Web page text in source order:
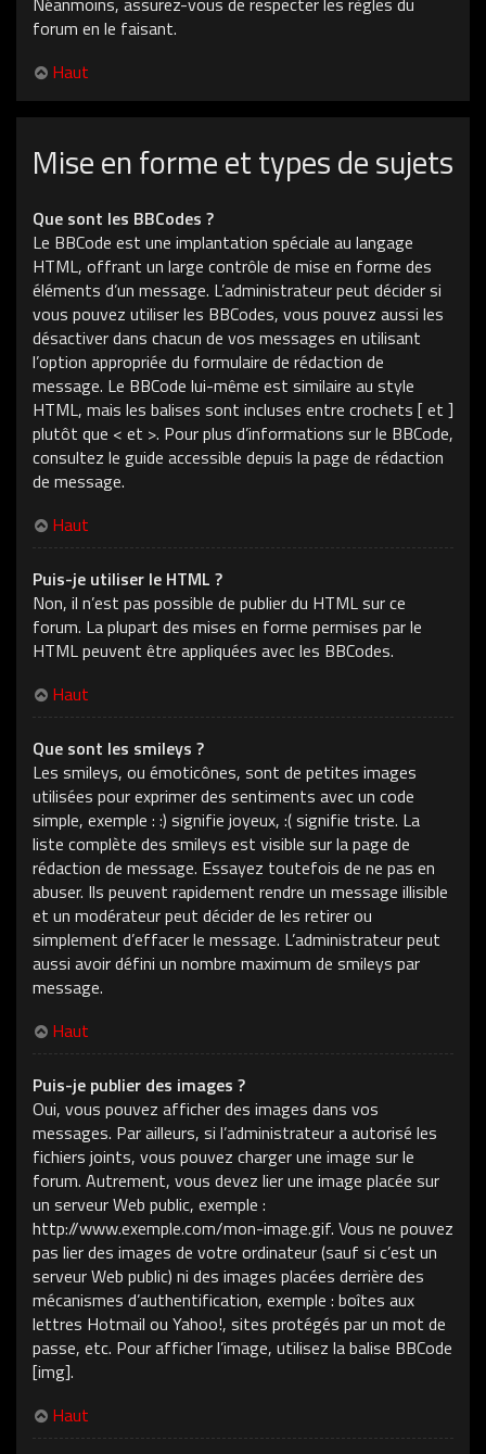
forum en le faisant.
Haut
Mise en forme et types de sujets
Que sont les BBCodes ?
Le BBCode est une implantation spéciale au langage
HTML, offrant un large contrôle de mise en forme des
éléments d’un message. L’administrateur peut décider si
vous pouvez utiliser les BBCodes, vous pouvez aussi les
désactiver dans chacun de vos messages en utilisant
l’option appropriée du formulaire de rédaction de
message. Le BBCode lui-même est similaire au style
HTML, mais les balises sont incluses entre crochets [ et ]
plutôt que < et >. Pour plus d’informations sur le BBCode,
consultez le guide accessible depuis la page de rédaction
de message.
Haut
Puis-je utiliser le HTML ?
Non, il n’est pas possible de publier du HTML sur ce
forum. La plupart des mises en forme permises par le
HTML peuvent être appliquées avec les BBCodes.
Haut
Que sont les smileys ?
Les smileys, ou émoticônes, sont de petites images
utilisées pour exprimer des sentiments avec un code
simple, exemple : :) signifie joyeux, :( signifie triste. La
liste complète des smileys est visible sur la page de
rédaction de message. Essayez toutefois de ne pas en
abuser. Ils peuvent rapidement rendre un message illisible
et un modérateur peut décider de les retirer ou
simplement d’effacer le message. L’administrateur peut
aussi avoir défini un nombre maximum de smileys par
message.
Haut
Puis-je publier des images ?
Oui, vous pouvez afficher des images dans vos
messages. Par ailleurs, si l’administrateur a autorisé les
fichiers joints, vous pouvez charger une image sur le
forum. Autrement, vous devez lier une image placée sur
un serveur Web public, exemple :
http://www.exemple.com/mon-image.gif. Vous ne pouvez
pas lier des images de votre ordinateur (sauf si c’est un
serveur Web public) ni des images placées derrière des
mécanismes d’authentification, exemple : boîtes aux
lettres Hotmail ou Yahoo!, sites protégés par un mot de
passe, etc. Pour afficher l’image, utilisez la balise BBCode
[img].
Haut